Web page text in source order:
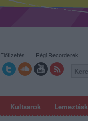
Kultsarok
Előfizetés Régi Recorderek